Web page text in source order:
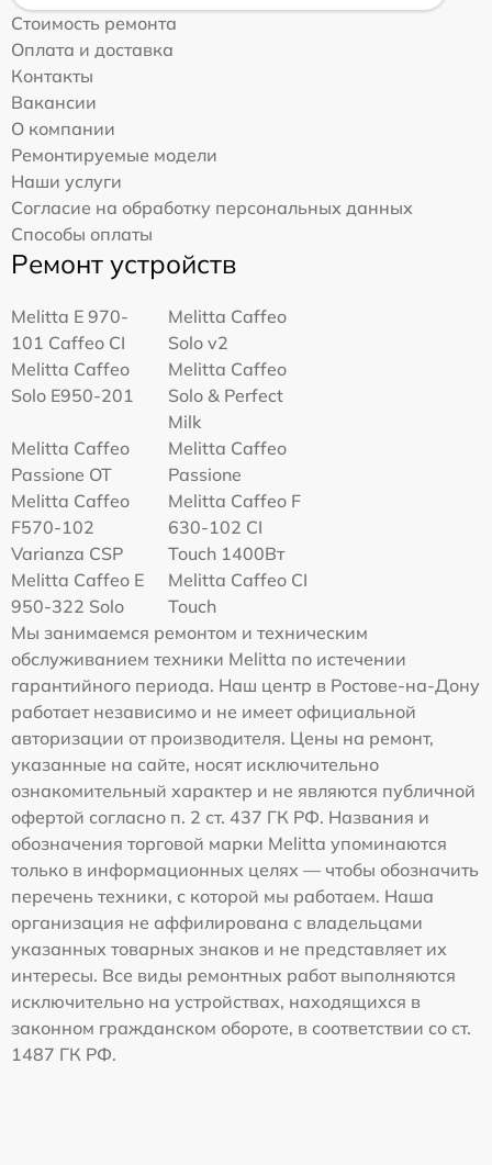
Стоимость ремонта
Оплата и доставка
Контакты
Вакансии
О компании
Ремонтируемые модели
Наши услуги
Согласие на обработку персональных данных
Способы оплаты
Ремонт устройств
Melitta Е 970-
101 Caffeo CI
Melitta Caffeo
Solo v2
Melitta Caffeo
Solo E950-201
Melitta Caffeo
Solo & Perfect
Milk
Melitta Caffeo
Passione OT
Melitta Caffeo
Passione
Melitta Caffeo
F570-102
Varianza CSP
Melitta Caffeo F
630-102 CI
Touch 1400Вт
Melitta Caffeo E
950-322 Solo
Melitta Caffeo CI
Touch
Мы занимаемся ремонтом и техническим
обслуживанием техники Melitta по истечении
гарантийного периода. Наш центр в Ростове-на-Дону
работает независимо и не имеет официальной
авторизации от производителя. Цены на ремонт,
указанные на сайте, носят исключительно
ознакомительный характер и не являются публичной
офертой согласно п. 2 ст. 437 ГК РФ. Названия и
обозначения торговой марки Melitta упоминаются
только в информационных целях — чтобы обозначить
перечень техники, с которой мы работаем. Наша
организация не аффилирована с владельцами
указанных товарных знаков и не представляет их
интересы. Все виды ремонтных работ выполняются
исключительно на устройствах, находящихся в
законном гражданском обороте, в соответствии со ст.
1487 ГК РФ.